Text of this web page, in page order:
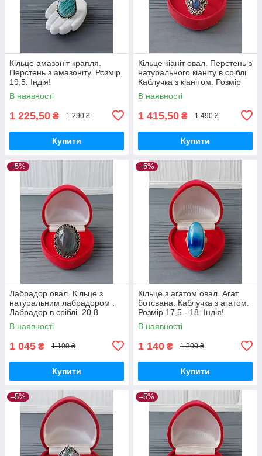
Кільце амазоніт крапля.
Перстень з амазоніту. Розмір
19,5. Індія!
В наявності
1 225,50 ₴ 1 290 ₴
Купити
Кільце кіаніт овал. Перстень з
натурального кіаніту в сріблі.
Каблучка з кіанітом. Розмір
18. Індія!
В наявності
1 415,50 ₴ 1 490 ₴
Купити
–5%
Лабрадор овал. Кільце з
натуральним лабрадором .
Лабрадор в сріблі. 20.8
розмір. Індія!
В наявності
1 045 ₴ 1 100 ₴
Купити
–5%
Кільце з агатом овал. Агат
ботсвана. Каблучка з агатом.
Розмір 17,5 - 18. Індія!
В наявності
1 140 ₴ 1 200 ₴
Купити
–5% –5%